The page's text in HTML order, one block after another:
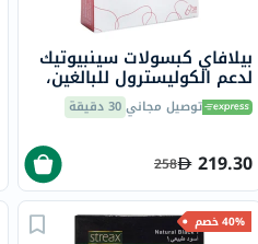
بيلافاي كبسولات سينبيوتيك
لدعم الكوليسترول للبالغين،
حزمة من 30توصيل مجاني30 دقيقة
219.30
258
40% خصم